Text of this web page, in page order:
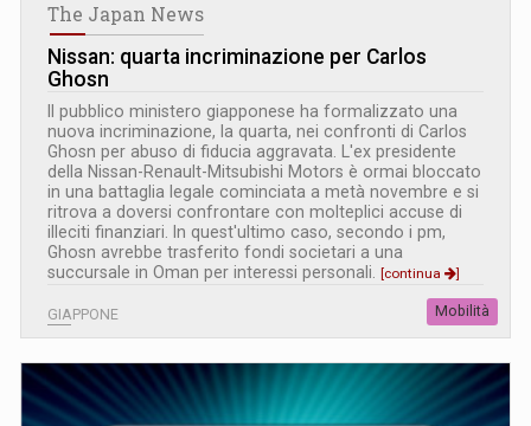
The Japan News
Nissan: quarta incriminazione per Carlos
Ghosn
Il pubblico ministero giapponese ha formalizzato una
nuova incriminazione, la quarta, nei confronti di Carlos
Ghosn per abuso di fiducia aggravata. L'ex presidente
della Nissan-Renault-Mitsubishi Motors è ormai bloccato
in una battaglia legale cominciata a metà novembre e si
ritrova a doversi confrontare con molteplici accuse di
illeciti finanziari. In quest'ultimo caso, secondo i pm,
Ghosn avrebbe trasferito fondi societari a una
succursale in Oman per interessi personali.
[continua ]
GIAPPONE Mobilità